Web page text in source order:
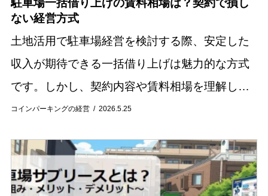
コインパーキングの経営 2026.5.25
駐車場一括借り上げの賃料相場は？契約で損し
ない経営方式
土地活用で駐車場経営を検討する際、安定した
収入が期待できる一括借り上げは魅力的な方式
です。しかし、契約内容や賃料相場を理解しな
いまま始めると、期待通りの収益が得られない
括借り上...